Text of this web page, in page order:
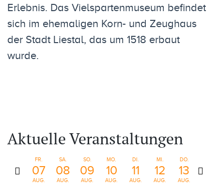
Erlebnis. Das Vielspartenmuseum befindet
sich im ehemaligen Korn- und Zeughaus
der Stadt Liestal, das um 1518 erbaut
wurde.
Aktuelle Veranstaltungen
FR.
07
AUG.
SA.
08
AUG.
SO.
09
AUG.
MO.
10
AUG.
DI.
11
AUG.
MI.
12
AUG.
DO.
13
AUG.